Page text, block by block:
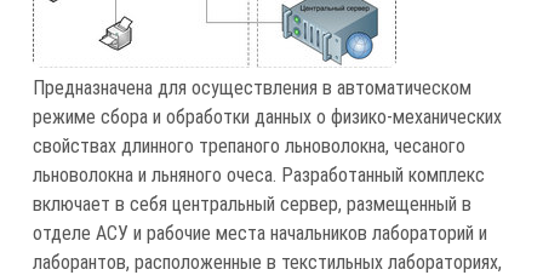
Предназначена для осуществления в автоматическом
режиме сбора и обработки данных о физико-механических
свойствах длинного трепаного льноволокна, чесаного
льноволокна и льняного очеса. Разработанный комплекс
включает в себя центральный сервер, размещенный в
отделе АСУ и рабочие места начальников лабораторий и
лаборантов, расположенные в текстильных лабораториях,